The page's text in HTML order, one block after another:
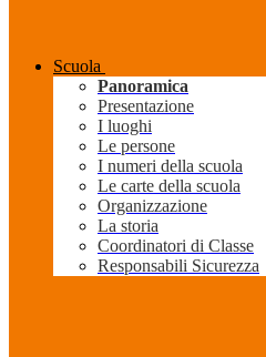
Scuola
Panoramica
Presentazione
I luoghi
Le persone
I numeri della scuola
Le carte della scuola
Organizzazione
La storia
Coordinatori di Classe
Responsabili Sicurezza